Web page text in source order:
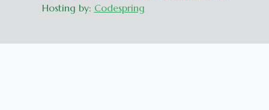
Hosting by: Codespring